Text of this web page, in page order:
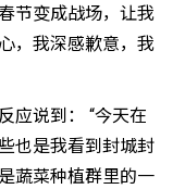
节变成战场，让我
，我深感歉意，我
应说到： “今天在
也是我看到封城封
蔬菜种植群里的一